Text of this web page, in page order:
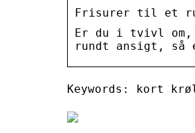
Frisurer til et
Er du i tvivl om,
rundt ansigt, så
Keywords: kort